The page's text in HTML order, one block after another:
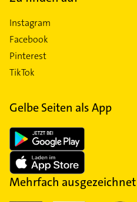
Instagram
Facebook
Pinterest
TikTok
Gelbe Seiten als App
Mehrfach ausgezeichnet